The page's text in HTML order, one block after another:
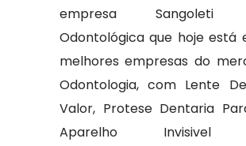
empresa Sangoleti
Odontológica que hoje está
melhores empresas do
Odontologia, com Lente
Valor, Protese Dentaria
Aparelho Invisivel